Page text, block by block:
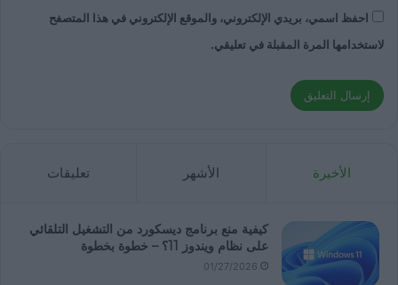
احفظ اسمي، بريدي الإلكتروني، والموقع الإلكتروني في هذا المتصفح
لاستخدامها المرة المقبلة في تعليقي.
الأخيرة الأشهر تعليقات
كيفية منع برنامج ديسكورد من التشغيل التلقائي
على نظام ويندوز 11؟ – خطوة بخطوة
01/27/2026